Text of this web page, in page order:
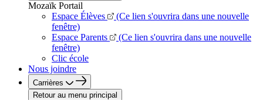
Mozaïk Portail
Espace Élèves
(Ce lien s'ouvrira dans une nouvelle
fenêtre)
Espace Parents
(Ce lien s'ouvrira dans une nouvelle
fenêtre)
Clic école
Nous joindre
Carrières
Retour au menu principal